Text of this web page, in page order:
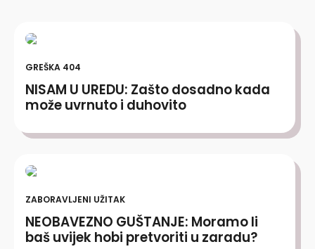
GREŠKA 404
NISAM U UREDU: Zašto dosadno kada
može uvrnuto i duhovito
ZABORAVLJENI UŽITAK
NEOBAVEZNO GUŠTANJE: Moramo li
baš uvijek hobi pretvoriti u zaradu?